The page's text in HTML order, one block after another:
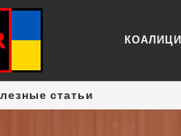
статьи